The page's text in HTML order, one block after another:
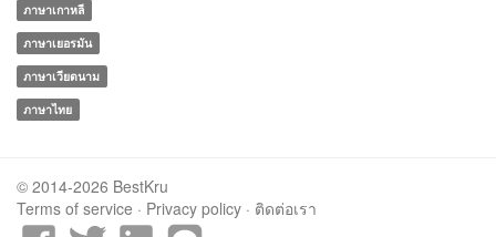
ภาษาเกาหลี
ภาษาเยอรมัน
ภาษาเวียดนาม
ภาษาไทย
© 2014-2026 BestKru
Terms of service · Privacy policy · ติดต่อเรา